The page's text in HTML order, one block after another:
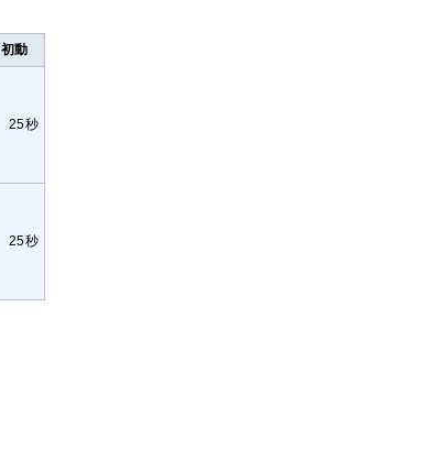
初動
25秒
25秒